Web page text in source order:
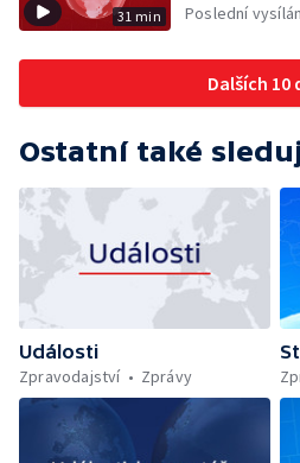
31 min
Poslední
Dalších 10
Ostatní také
Události
Zpravodajství
Zprávy